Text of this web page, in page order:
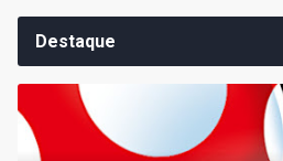
Destaque